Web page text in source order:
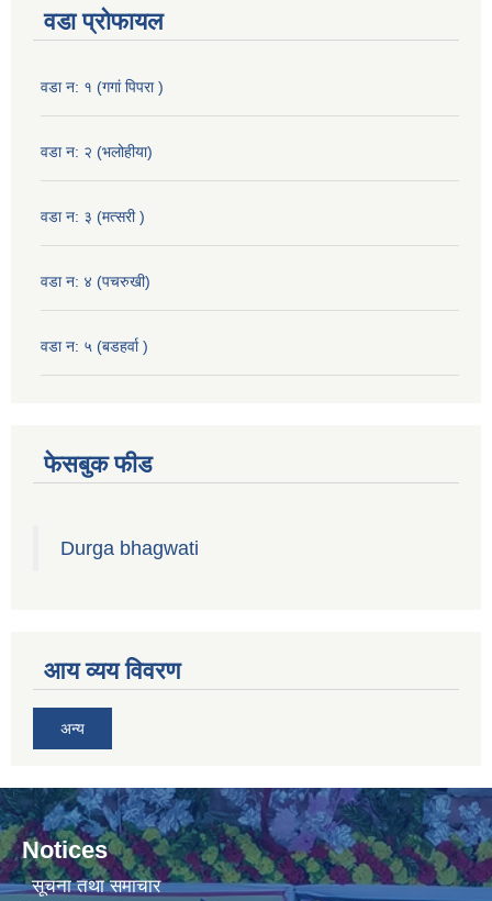
वडा प्रोफायल
वडा न: १ (गगां पिपरा )
वडा न: २ (भलोहीया)
वडा न: ३ (मत्सरी )
वडा न: ४ (पचरुखी)
वडा न: ५ (बडहर्वा )
फेसबुक फीड
Durga bhagwati
आय व्यय विवरण
अन्य
Notices
सूचना तथा समाचार